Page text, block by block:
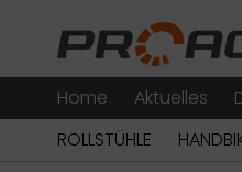
Home Aktuelles
ROLLSTÜHLE